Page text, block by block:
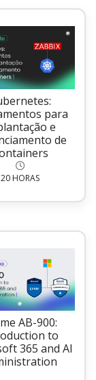
para
e
de
20 HORAS
AB-900:
to
365 and AI